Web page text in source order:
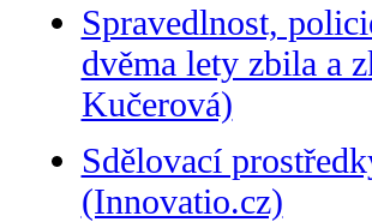
Spravedlnost,
dvěma lety zbila a
Kučerová)
Sdělovací
(Innovatio.cz)